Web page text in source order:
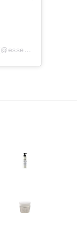
A post shared by essenz.com.uy (@essenz.com.uy)